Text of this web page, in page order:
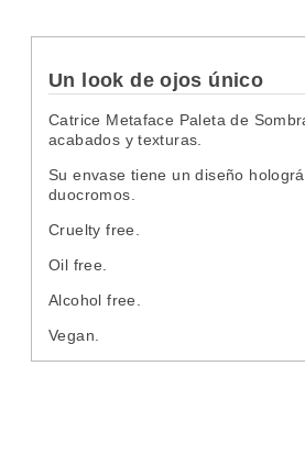
Un look de ojos único
Catrice Metaface Paleta de
acabados y texturas.
Su envase tiene un diseño
duocromos.
Cruelty free.
Oil free.
Alcohol free.
Vegan.